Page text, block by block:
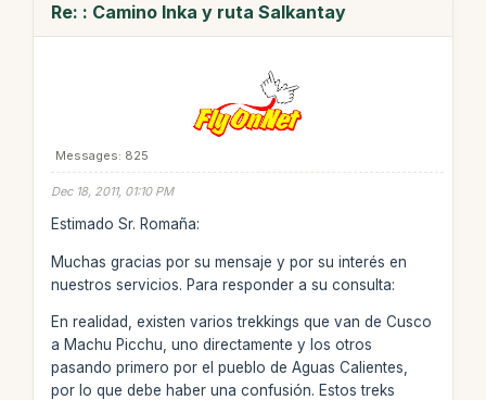
Re: : Camino Inka y ruta Salkantay
Messages: 825
Dec 18, 2011, 01:10 PM
Estimado Sr. Romaña:
Muchas gracias por su mensaje y por su interés en
nuestros servicios. Para responder a su consulta:
En realidad, existen varios trekkings que van de Cusco
a Machu Picchu, uno directamente y los otros
pasando primero por el pueblo de Aguas Calientes,
por lo que debe haber una confusión. Estos treks